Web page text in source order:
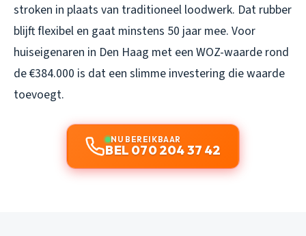
stroken in plaats van traditioneel loodwerk. Dat rubber
blijft flexibel en gaat minstens 50 jaar mee. Voor
huiseigenaren in Den Haag met een WOZ-waarde rond
de €384.000 is dat een slimme investering die waarde
toevoegt.
NU BEREIKBAAR
BEL 070 204 37 42